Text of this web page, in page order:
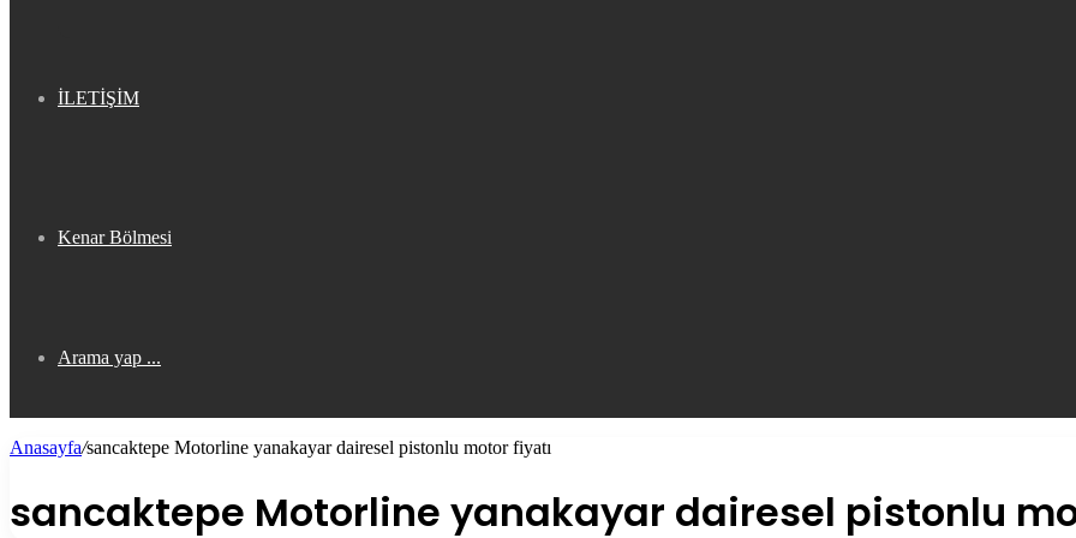
İLETİŞİM
Kenar Bölmesi
Arama yap ...
Anasayfa/sancaktepe Motorline yanakayar dairesel pistonlu motor fiyatı
sancaktepe Motorline yanakayar dairesel pistonlu